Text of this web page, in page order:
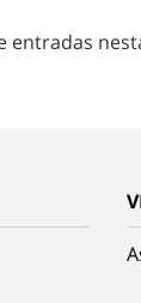
entradas